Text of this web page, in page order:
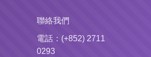
聯絡我們
電話：(+852) 2711
0293